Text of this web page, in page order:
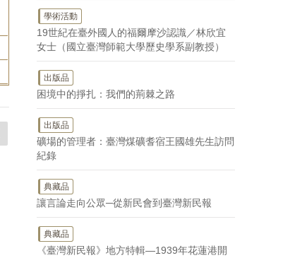
學術活動
19世紀在臺外國人的福爾摩沙認識／林欣宜
女士（國立臺灣師範大學歷史學系副教授）
出版品
困境中的掙扎：我們的荊棘之路
出版品
礦場的管理者：臺灣煤礦耆宿王國雄先生訪問
紀錄
典藏品
讓言論走向公眾─從新民會到臺灣新民報
典藏品
《臺灣新民報》地方特輯—1939年花蓮港開